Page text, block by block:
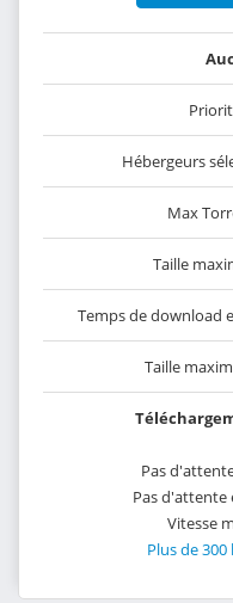
Hébergeurs
Max
Taille
Temps de download
Taille
Pas
Pas d'attente
Vitesse
Plus de